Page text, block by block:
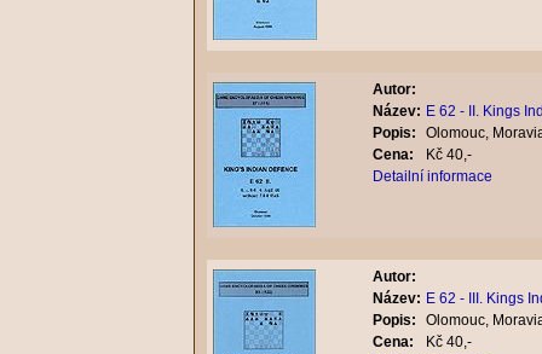
Autor:
Název: E 62 - II. Kings
Popis:
Olomouc,
Cena:
Kč 40,-
Detailní informace
Autor:
Název: E 62 - III. Kings
Popis:
Olomouc,
Cena:
Kč 40,-